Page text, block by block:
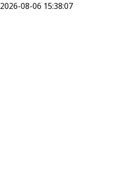
2026-08-06 15:38:07